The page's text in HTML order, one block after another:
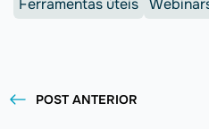
Ferramentas úteis
POST ANTERIOR